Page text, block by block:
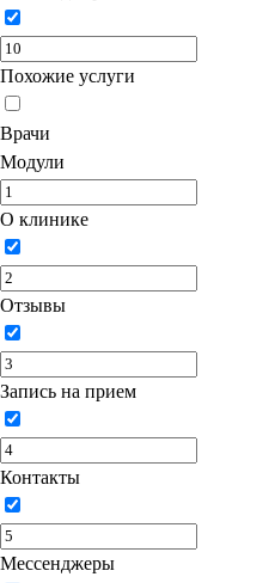
Похожие услуги
Врачи
Модули
О клинике
Отзывы
Запись на прием
Контакты
Мессенджеры